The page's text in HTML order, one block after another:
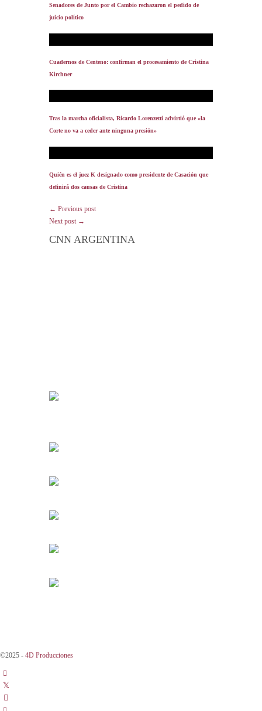
Senadores de Junto por el Cambio rechazaron el pedido de
juicio político
Cuadernos de Centeno: confirman el procesamiento de Cristina
Kirchner
Tras la marcha oficialista, Ricardo Lorenzetti advirtió que «la
Corte no va a ceder ante ninguna presión»
Quién es el juez K designado como presidente de Casación que
definirá dos causas de Cristina
← Previous post
Next post →
CNN ARGENTINA
©2025 - 4D Producciones